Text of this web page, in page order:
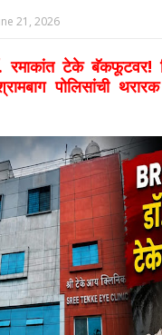
21, 2026
टेके बॅकफूटवर!
पोलिसांची थरारक